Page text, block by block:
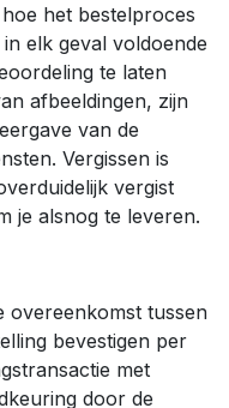
het bestelproces
elk geval voldoende
te laten
afbeeldingen, zijn
van de
Vergissen is
vergist
je alsnog te leveren.
overeenkomst tussen
bevestigen per
met
door de